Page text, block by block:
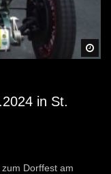
in St.
Dorffest am